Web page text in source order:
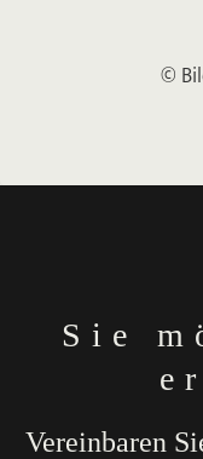
©
Sie
Vereinbaren